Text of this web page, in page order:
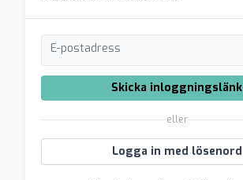
E-postadress
Skicka inloggningslänk
eller
Logga in med lösenord